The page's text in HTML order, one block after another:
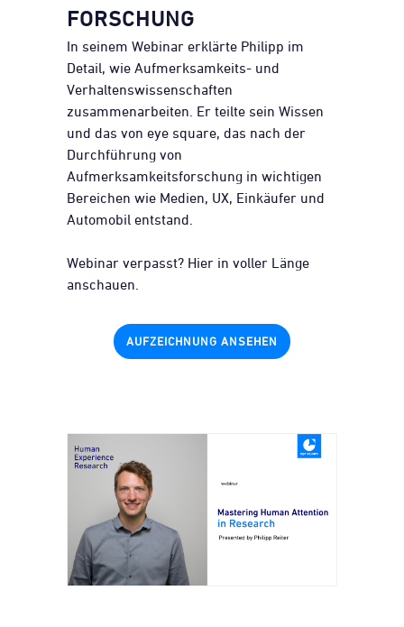
FORSCHUNG
In seinem Webinar erklärte Philipp im
Detail, wie Aufmerksamkeits- und
Verhaltenswissenschaften
zusammenarbeiten. Er teilte sein Wissen
und das von eye square, das nach der
Durchführung von
Aufmerksamkeitsforschung in wichtigen
Bereichen wie Medien, UX, Einkäufer und
Automobil entstand.
Webinar verpasst? Hier in voller Länge
anschauen.
AUFZEICHNUNG ANSEHEN